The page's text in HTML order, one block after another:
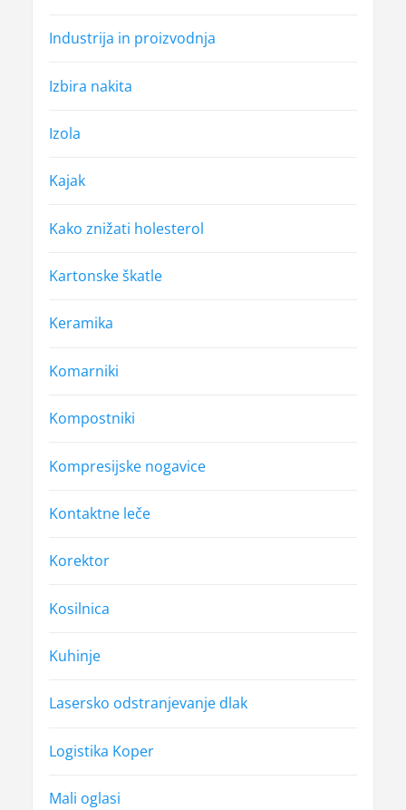
Industrija in proizvodnja
Izbira nakita
Izola
Kajak
Kako znižati holesterol
Kartonske škatle
Keramika
Komarniki
Kompostniki
Kompresijske nogavice
Kontaktne leče
Korektor
Kosilnica
Kuhinje
Lasersko odstranjevanje dlak
Logistika Koper
Mali oglasi